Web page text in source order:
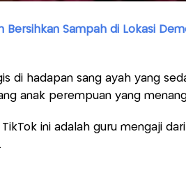
Bersihkan Sampah di Lokasi
di hadapan sang ayah yang
anak perempuan yang
TikTok ini adalah guru mengaji